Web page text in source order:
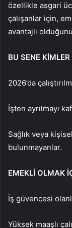
özellikle asgari
çalışanlar için,
avantajlı
BU SENE
2026’da
İşten ayrılmayı
Sağlık veya
bulunmayanlar.
EMEKLİ OLMAK
İş güvencesi
Yüksek maaşlı